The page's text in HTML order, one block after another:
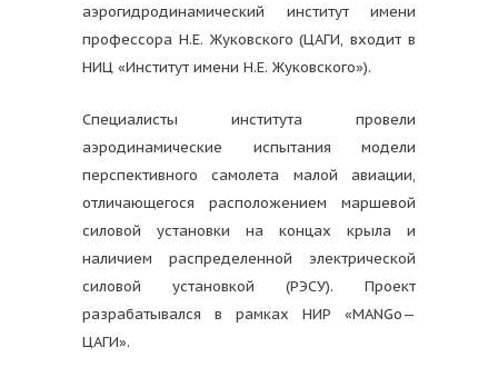
аэрогидродинамический институт имени
профессора Н.Е. Жуковского (ЦАГИ, входит в
НИЦ «Институт имени Н.Е. Жуковского»).
Специалисты института провели
аэродинамические испытания модели
перспективного самолета малой авиации,
отличающегося расположением маршевой
силовой установки на концах крыла и
наличием распределенной электрической
силовой установкой (РЭСУ). Проект
разрабатывался в рамках НИР «MANGo—
ЦАГИ».